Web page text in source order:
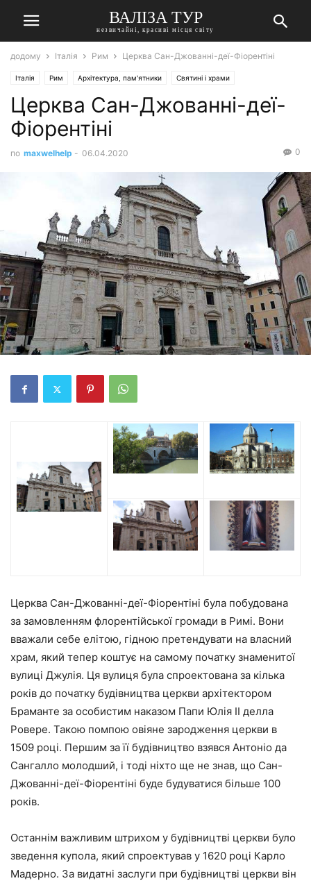
ВАЛІЗА ТУР
незвичайні, красиві місця світу
додому Італія Рим Церква Сан-Джованні-деї-Фіорентіні
Італія Рим Архітектура, пам'ятники Святині і храми
Церква Сан-Джованні-деї-
Фіорентіні
по maxwelhelp - 06.04.2020 0
Церква Сан-Джованні-деї-Фіорентіні була побудована
за замовленням флорентійської громади в Римі. Вони
вважали себе елітою, гідною претендувати на власний
храм, який тепер коштує на самому початку знаменитої
вулиці Джулія. Ця вулиця була спроектована за кілька
років до початку будівництва церкви архітектором
Браманте за особистим наказом Папи Юлія II делла
Ровере. Такою помпою овіяне зародження церкви в
1509 році. Першим за її будівництво взявся Антоніо да
Сангалло молодший, і тоді ніхто ще не знав, що Сан-
Джованні-деї-Фіорентіні буде будуватися більше 100
років.
Останнім важливим штрихом у будівництві церкви було
зведення купола, який спроектував у 1620 році Карло
Мадерно. За видатні заслуги при будівництві церкви він